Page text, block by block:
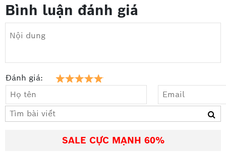
Bình luận đánh giá
Đánh giá:
SALE CỰC MẠNH 60%